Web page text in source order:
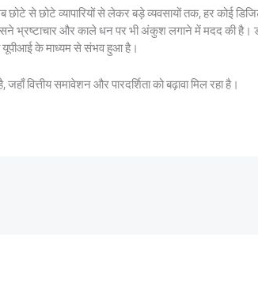
से छोटे व्यापारियों से लेकर बड़े व्यवसायों तक, हर कोई
और काले धन पर भी अंकुश लगाने में मदद की है।
यूपीआई के माध्यम से संभव हुआ है।
वित्तीय समावेशन और पारदर्शिता को बढ़ावा मिल रहा है।